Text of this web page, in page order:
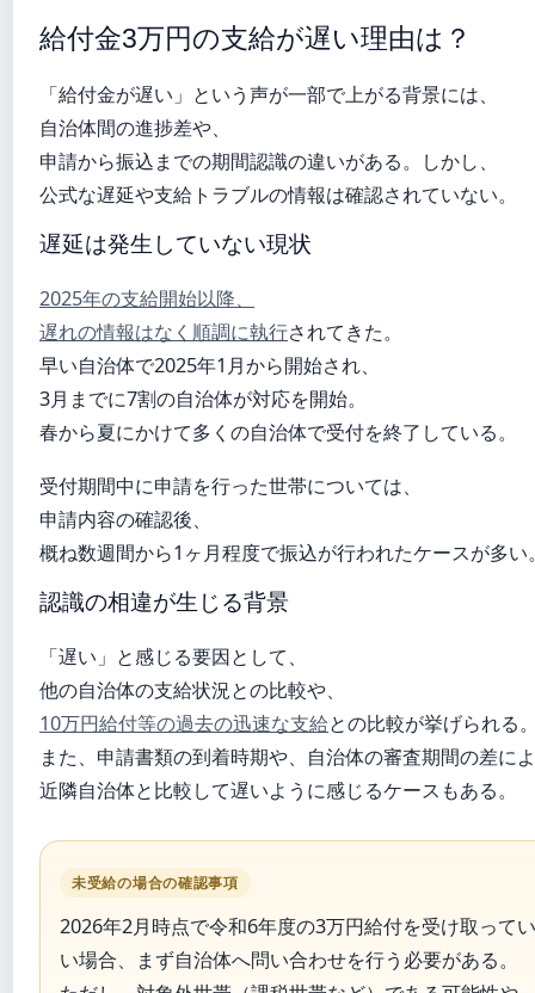
給付金3万円の支給が遅い理由は？
「給付金が遅い」という声が一部で上がる背景には、
自治体間の進捗差や、
申請から振込までの期間認識の違いがある。しかし、
公式な遅延や支給トラブルの情報は確認されていない。
遅延は発生していない現状
2025年の支給開始以降、
遅れの情報はなく順調に執行されてきた。
早い自治体で2025年1月から開始され、
3月までに7割の自治体が対応を開始。
春から夏にかけて多くの自治体で受付を終了している。
受付期間中に申請を行った世帯については、
申請内容の確認後、
概ね数週間から1ヶ月程度で振込が行われたケースが多い
認識の相違が生じる背景
「遅い」と感じる要因として、
他の自治体の支給状況との比較や、
10万円給付等の過去の迅速な支給との比較が挙げられる
また、申請書類の到着時期や、自治体の審査期間の差に
近隣自治体と比較して遅いように感じるケースもある。
未受給の場合の確認事項
2026年2月時点で令和6年度の3万円給付を受け取って
い場合、まず自治体へ問い合わせを行う必要がある。